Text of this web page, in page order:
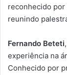
reconhecido por
reunindo
Fernando Beteti
experiência na
Conhecido por